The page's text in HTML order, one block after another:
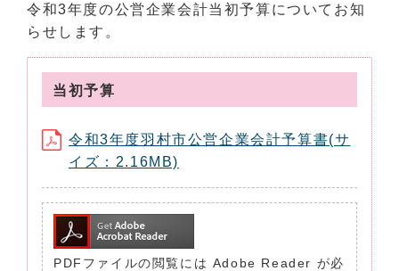
令和3年度の公営企業会計当初予算についてお知
らせします。
当初予算
令和3年度羽村市公営企業会計予算書(サ
イズ：2.16MB)
PDFファイルの閲覧には Adobe Reader が必